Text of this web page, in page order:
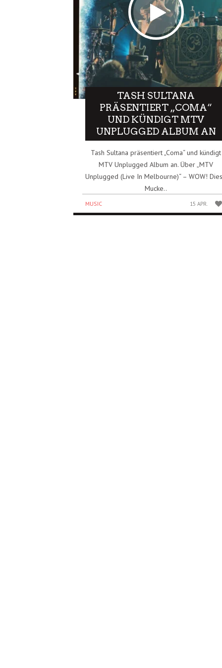
TASH SULTANA
PRÄSENTIERT „COMA“
UND KÜNDIGT MTV
UNPLUGGED ALBUM AN
Tash Sultana präsentiert „Coma“ und kündigt
MTV Unplugged Album an. Über „MTV
Unplugged (Live In Melbourne)“ – WOW!
Mucke..
MUSIC 15 APR.